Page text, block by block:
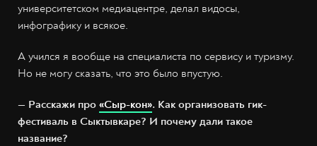
университетском медиацентре, делал видосы,
инфографику и всякое.
А учился я вообще на специалиста по сервису и туризму.
Но не могу сказать, что это было впустую.
— Расскажи про «Сыр-кон». Как организовать гик-
фестиваль в Сыктывкаре? И почему дали такое
название?